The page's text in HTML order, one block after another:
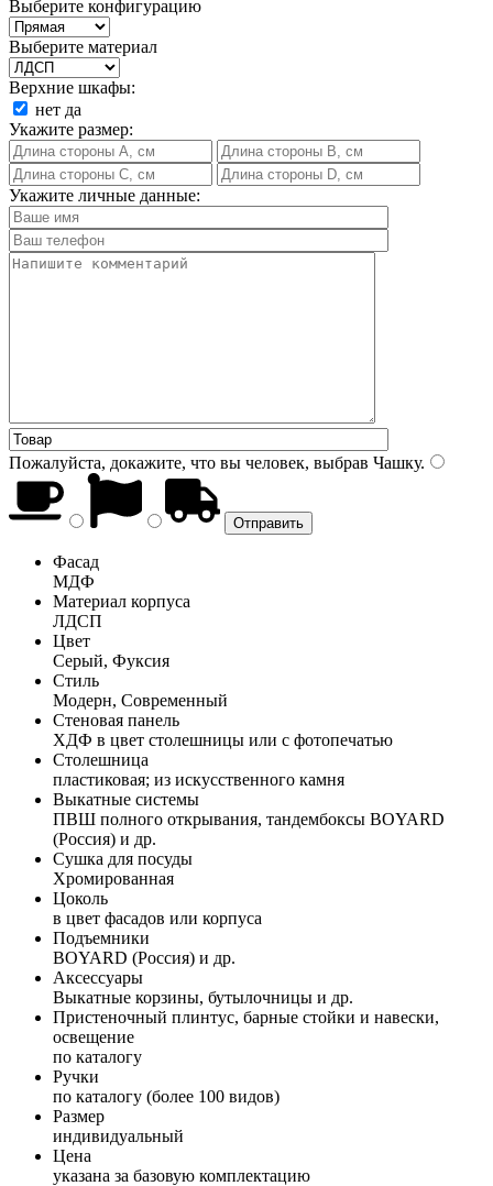
Выберите конфигурацию
Выберите материал
Верхние шкафы:
нет да
Укажите размер:
Укажите личные данные:
Пожалуйста, докажите, что вы человек, выбрав Чашку.
Фасад
МДФ
Материал корпуса
ЛДСП
Цвет
Серый, Фуксия
Стиль
Модерн, Современный
Стеновая панель
ХДФ в цвет столешницы или с фотопечатью
Столешница
пластиковая; из искусственного камня
Выкатные системы
ПВШ полного открывания, тандембоксы BOYARD
(Россия) и др.
Сушка для посуды
Хромированная
Цоколь
в цвет фасадов или корпуса
Подъемники
BOYARD (Россия) и др.
Аксессуары
Выкатные корзины, бутылочницы и др.
Пристеночный плинтус, барные стойки и навески,
освещение
по каталогу
Ручки
по каталогу (более 100 видов)
Размер
индивидуальный
Цена
указана за базовую комплектацию